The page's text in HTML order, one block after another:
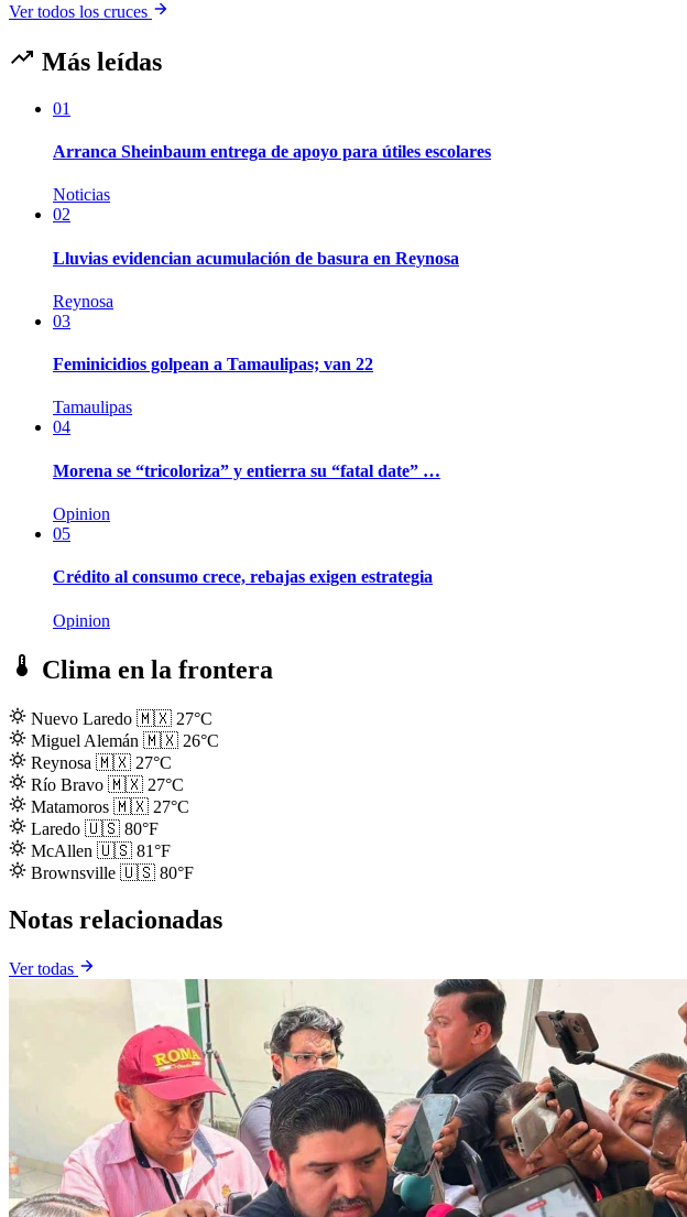
Ver todos los cruces
Más leídas
01
Arranca Sheinbaum entrega de apoyo para útiles escolares
Noticias
02
Lluvias evidencian acumulación de basura en Reynosa
Reynosa
03
Feminicidios golpean a Tamaulipas; van 22
Tamaulipas
04
Morena se “tricoloriza” y entierra su “fatal date” …
Opinion
05
Crédito al consumo crece, rebajas exigen estrategia
Opinion
Clima en la frontera
Nuevo Laredo 🇲🇽 27°C
Miguel Alemán 🇲🇽 26°C
Reynosa 🇲🇽 27°C
Río Bravo 🇲🇽 27°C
Matamoros 🇲🇽 27°C
Laredo 🇺🇸 80°F
McAllen 🇺🇸 81°F
Brownsville 🇺🇸 80°F
Notas relacionadas
Ver todas